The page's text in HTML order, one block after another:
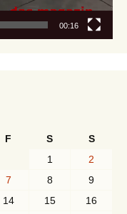
00:16
F S
S
1
2
7 8
9
14 15
16